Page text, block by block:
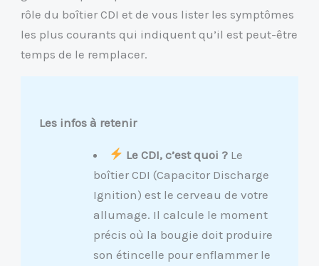
rôle du boîtier CDI et de vous lister les symptômes
les plus courants qui indiquent qu’il est peut-être
temps de le remplacer.
Les infos à retenir
Le CDI, c’est quoi ? Le
boîtier CDI (Capacitor Discharge
Ignition) est le cerveau de votre
allumage. Il calcule le moment
précis où la bougie doit produire
son étincelle pour enflammer le